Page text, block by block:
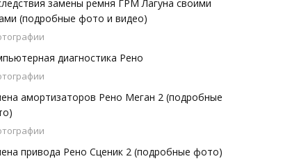
замены ремня ГРМ Лагуна своими
(подробные фото и видео)
диагностика Рено
амортизаторов Рено Меган 2 (подробные
привода Рено Сценик 2 (подробные фото)